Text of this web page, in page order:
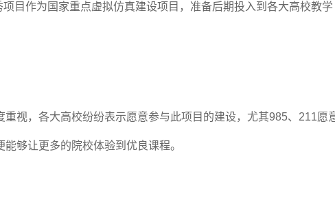
目作为国家重点虚拟仿真建设项目，准备后期投入到各大高校教学
视，各大高校纷纷表示愿意参与此项目的建设，尤其985、211愿
够让更多的院校体验到优良课程。